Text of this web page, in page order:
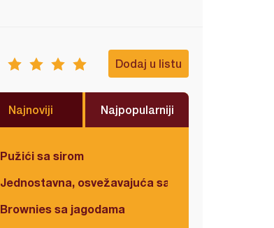
Dodaj u listu
Najnoviji Najpopularniji
Pužići sa sirom
Jednostavna, osvežavajuća salata
Brownies sa jagodama